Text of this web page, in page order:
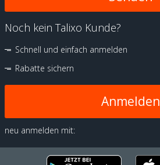
Noch kein Talixo Kunde?
Schnell und einfach anmelden
Rabatte sichern
Anmelden
neu anmelden mit: